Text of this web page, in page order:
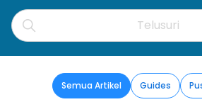
Semua Artikel Guides